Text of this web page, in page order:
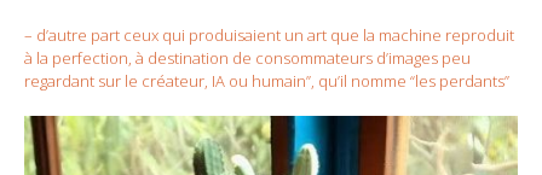
– d’autre part ceux qui produisaient un art que la machine reproduit
à la perfection, à destination de consommateurs d’images peu
regardant sur le créateur, IA ou humain”, qu’il nomme “les perdants”